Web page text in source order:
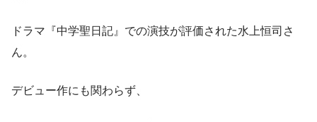
ドラマ『中学聖日記』での演技が評価された水上恒司さ
ん。
デビュー作にも関わらず、